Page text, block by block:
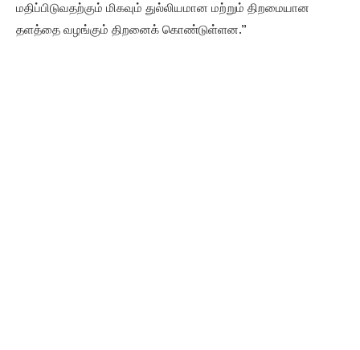
மதிப்பிடுவதற்கும் மிகவும் துல்லியமான மற்றும் திறமையான
தளத்தை வழங்கும் திறனைக் கொண்டுள்ளன.”